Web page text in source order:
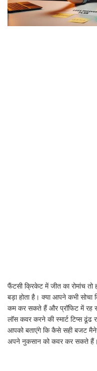
फैंटसी क्रिकेट में जीत का रोमांच तो
बड़ा होता है। क्या आपने कभी
कम कर सकते हैं और प्रॉफिट में
लॉस कवर करने की स्मार्ट टिप्स
आपको बताएंगे कि कैसे सही बजट
अपने नुकसान को कवर कर सकते हैं।